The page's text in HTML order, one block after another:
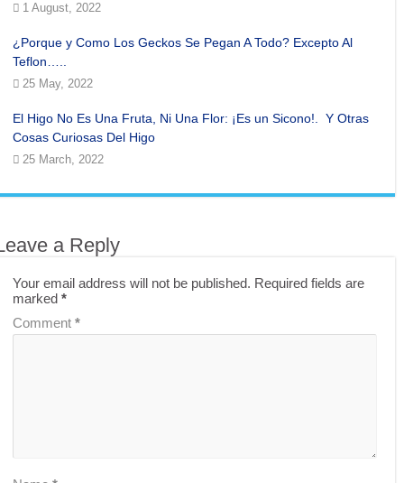
1 August, 2022
¿Porque y Como Los Geckos Se Pegan A Todo? Excepto Al
Teflon…..
25 May, 2022
El Higo No Es Una Fruta, Ni Una Flor: ¡Es un Sicono!. Y Otras
Cosas Curiosas Del Higo
25 March, 2022
a Reply
Your email address will not be published. Required fields are
marked*
Comment*